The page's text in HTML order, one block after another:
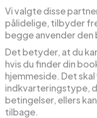
Vi valgte disse
pålidelige, tilbyder
begge anvender den
Det betyder, at du
hvis du finder din
hjemmeside. Det
indkvarteringstype,
betingelser, ellers
tilbage.